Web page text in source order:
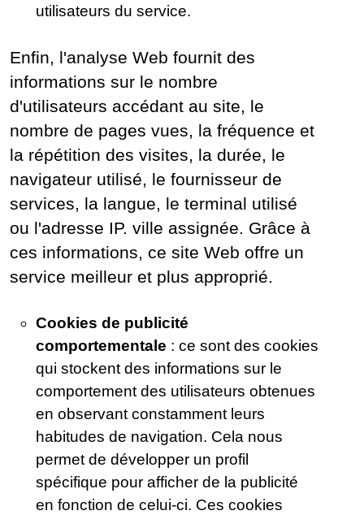
utilisateurs du service.
Enfin, l'analyse Web fournit des
informations sur le nombre
d'utilisateurs accédant au site, le
nombre de pages vues, la fréquence et
la répétition des visites, la durée, le
navigateur utilisé, le fournisseur de
services, la langue, le terminal utilisé
ou l'adresse IP. ville assignée. Grâce à
ces informations, ce site Web offre un
service meilleur et plus approprié.
Cookies de publicité
comportementale : ce sont des cookies
qui stockent des informations sur le
comportement des utilisateurs obtenues
en observant constamment leurs
habitudes de navigation. Cela nous
permet de développer un profil
spécifique pour afficher de la publicité
en fonction de celui-ci. Ces cookies